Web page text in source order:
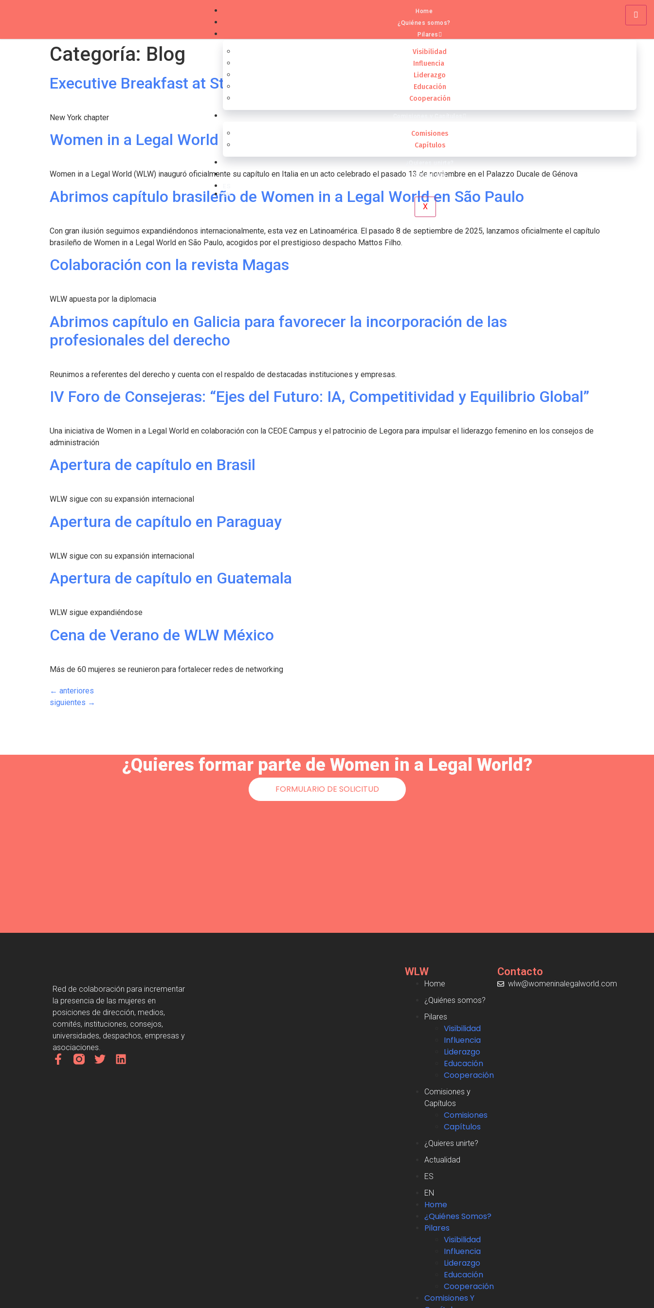
Home
¿Quiénes somos?
Pilares
Visibilidad
Influencia
Liderazgo
Educación
Cooperación
Comisiones
Capítulos
Actualidad
EN
X
Categoría: Blog
Executive Breakfast at Stairs Dillenbeck Finley Mayer PLLC
New York chapter
Women in a Legal World inaugura su capítulo en Italia
Women in a Legal World (WLW) inauguró oficialmente su capítulo en Italia en un acto celebrado el pasado 13 de noviembre en el Palazzo Ducale de Génova
Abrimos capítulo brasileño de Women in a Legal World en São Paulo
Con gran ilusión seguimos expandiéndonos internacionalmente, esta vez en Latinoamérica. El pasado 8 de septiembre de 2025, lanzamos oficialmente el capítulo
brasileño de Women in a Legal World en São Paulo, acogidos por el prestigioso despacho Mattos Filho.
Colaboración con la revista Magas
WLW apuesta por la diplomacia
Abrimos capítulo en Galicia para favorecer la incorporación de las
profesionales del derecho
Reunimos a referentes del derecho y cuenta con el respaldo de destacadas instituciones y empresas.
IV Foro de Consejeras: “Ejes del Futuro: IA, Competitividad y Equilibrio Global”
Una iniciativa de Women in a Legal World en colaboración con la CEOE Campus y el patrocinio de Legora para impulsar el liderazgo femenino en los consejos de
administración
Apertura de capítulo en Brasil
WLW sigue con su expansión internacional
Apertura de capítulo en Paraguay
WLW sigue con su expansión internacional
Apertura de capítulo en Guatemala
WLW sigue expandiéndose
Cena de Verano de WLW México
Más de 60 mujeres se reunieron para fortalecer redes de networking
← anteriores
siguientes →
¿Quieres formar parte de Women in a Legal World?
FORMULARIO DE SOLICITUD
Red de colaboración para incrementar
la presencia de las mujeres en
posiciones de dirección, medios,
comités, instituciones, consejos,
universidades, despachos, empresas y
asociaciones.
WLW
Home
¿Quiénes somos?
Pilares
Visibilidad
Influencia
Liderazgo
Educación
Cooperación
Comisiones y
Capítulos
Comisiones
Capítulos
¿Quieres unirte?
Actualidad
ES
EN
Home
¿Quiénes Somos?
Pilares
Visibilidad
Influencia
Liderazgo
Educación
Cooperación
Comisiones Y
Contacto
wlw@womeninalegalworld.com